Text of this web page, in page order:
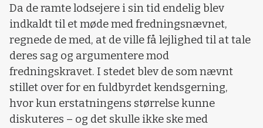
Da de ramte lodsejere i sin tid endelig blev
indkaldt til et møde med fredningsnævnet,
regnede de med, at de ville få lejlighed til at tale
deres sag og argumentere mod
fredningskravet. I stedet blev de som nævnt
stillet over for en fuldbyrdet kendsgerning,
hvor kun erstatningens størrelse kunne
diskuteres – og det skulle ikke ske med